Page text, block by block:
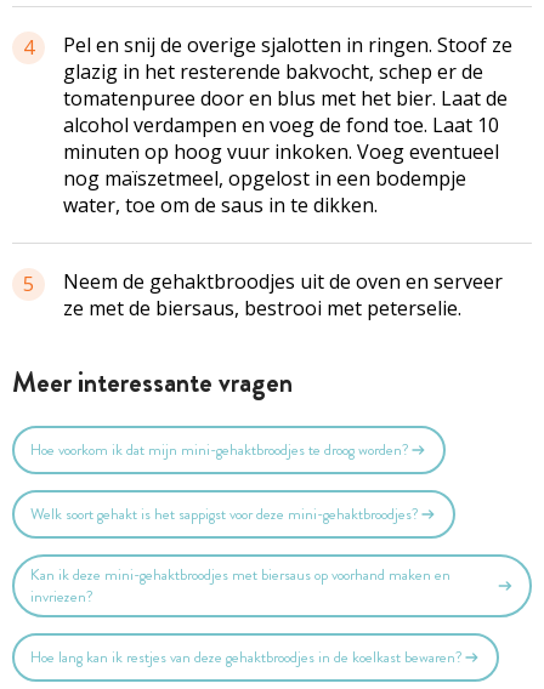
4
Pel en snij de overige sjalotten in ringen. Stoof ze
glazig in het resterende bakvocht, schep er de
tomatenpuree door en blus met het bier. Laat de
alcohol verdampen en voeg de fond toe. Laat 10
minuten op hoog vuur inkoken. Voeg eventueel
nog maïszetmeel, opgelost in een bodempje
water, toe om de saus in te dikken.
5 Neem de gehaktbroodjes uit de oven en serveer
ze met de biersaus, bestrooi met peterselie.
Meer interessante vragen
Hoe voorkom ik dat mijn mini-gehaktbroodjes te droog worden?
Welk soort gehakt is het sappigst voor deze mini-gehaktbroodjes?
Kan ik deze mini-gehaktbroodjes met biersaus op voorhand maken en
invriezen?
Hoe lang kan ik restjes van deze gehaktbroodjes in de koelkast bewaren?